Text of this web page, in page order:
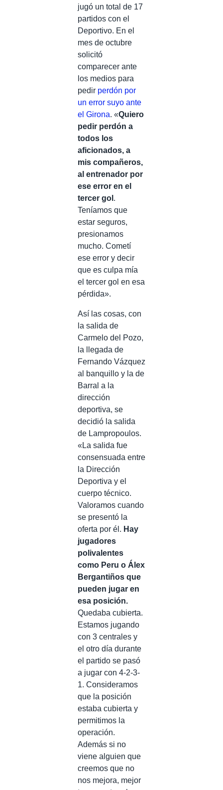
jugó un total de 17
partidos con el
Deportivo. En el
mes de octubre
solicitó
comparecer ante
los medios para
pedir perdón por
un error suyo ante
el Girona. «Quiero
pedir perdón a
todos los
aficionados, a
mis compañeros,
al entrenador por
ese error en el
tercer gol .
Teníamos que
estar seguros,
presionamos
mucho. Cometí
ese error y decir
que es culpa mía
el tercer gol en esa
pérdida».
Así las cosas, con
la salida de
Carmelo del Pozo,
la llegada de
Fernando Vázquez
al banquillo y la de
Barral a la
dirección
deportiva, se
decidió la salida
de Lampropoulos.
«La salida fue
consensuada entre
la Dirección
Deportiva y el
cuerpo técnico.
Valoramos cuando
se presentó la
oferta por él. Hay
jugadores
polivalentes
como Peru o Álex
Bergantiños que
pueden jugar en
esa posición.
Quedaba cubierta.
Estamos jugando
con 3 centrales y
el otro día durante
el partido se pasó
a jugar con 4-2-3-
1. Consideramos
que la posición
estaba cubierta y
permitimos la
operación.
Además si no
viene alguien que
creemos que no
nos mejora, mejor